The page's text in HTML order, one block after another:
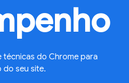
técnicas do Chrome para
do seu site.